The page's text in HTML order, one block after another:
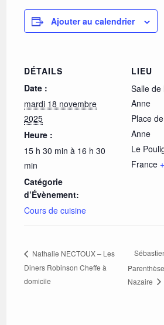
Ajouter au calendrier
DÉTAILS
Date :
mardi 18 novembre
2025
Heure :
15 h 30 min à 16 h 30
min
Catégorie
d’Évènement:
Cours de cuisine
LIEU
Salle de
Anne
Place
Anne
Le
France
Nathalie NECTOUX – Les
Diners Robinson Cheffe à
domicile
Nazaire